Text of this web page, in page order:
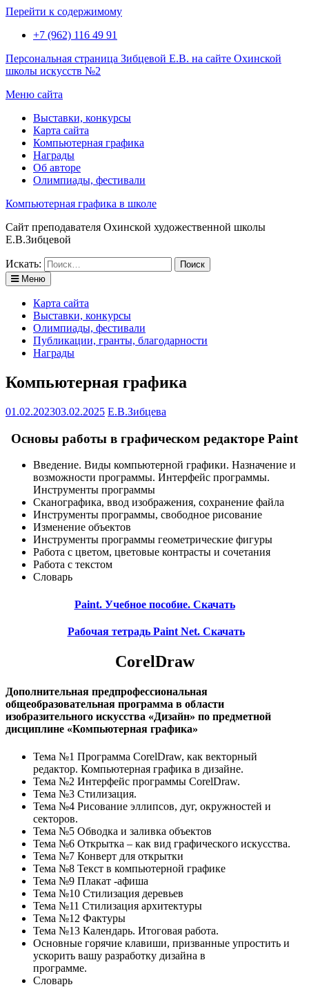
Перейти к содержимому
+7 (962) 116 49 91
Персональная страница Зибцевой Е.В. на сайте Охинской
школы искусств №2
Меню сайта
Выставки, конкурсы
Карта сайта
Компьютерная графика
Награды
Об авторе
Олимпиады, фестивали
Компьютерная графика в школе
Сайт преподавателя Охинской художественной школы
Е.В.Зибцевой
Искать:
Меню
Карта сайта
Выставки, конкурсы
Олимпиады, фестивали
Публикации, гранты, благодарности
Награды
Компьютерная графика
01.02.202303.02.2025 Е.В.Зибцева
Основы работы в графическом редакторе Paint
Введение. Виды компьютерной графики. Назначение и
возможности программы. Интерфейс программы.
Инструменты программы
Сканографика, ввод изображения, сохранение файла
Инструменты программы, свободное рисование
Изменение объектов
Инструменты программы геометрические фигуры
Работа с цветом, цветовые контрасты и сочетания
Работа с текстом
Словарь
Paint. Учебное пособие. Скачать
Рабочая тетрадь Paint Net. Скачать
CorelDraw
Дополнительная предпрофессиональная
общеобразовательная программа в области
изобразительного искусства «Дизайн» по предметной
дисциплине «Компьютерная графика»
Тема №1 Программа CorelDraw, как векторный
редактор. Компьютерная графика в дизайне.
Тема №2 Интерфейс программы CorelDraw.
Тема №3 Стилизация.
Тема №4 Рисование эллипсов, дуг, окружностей и
секторов.
Тема №5 Обводка и заливка объектов
Тема №6 Открытка – как вид графического искусства.
Тема №7 Конверт для открытки
Тема №8 Текст в компьютерной графике
Тема №9 Плакат -афиша
Тема №10 Стилизация деревьев
Тема №11 Стилизация архитектуры
Тема №12 Фактуры
Тема №13 Календарь. Итоговая работа.
Основные горячие клавиши, призванные упростить и
ускорить вашу разработку дизайна в
программе.
Словарь